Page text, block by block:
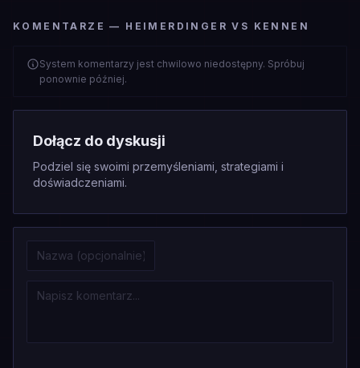
KOMENTARZE — HEIMERDINGER VS KENNEN
System komentarzy jest chwilowo niedostępny. Spróbuj
ponownie później.
Dołącz do dyskusji
Podziel się swoimi przemyśleniami, strategiami i
doświadczeniami.